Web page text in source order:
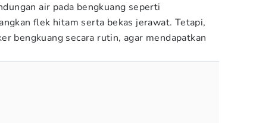
air pada bengkuang seperti
flek hitam serta bekas jerawat. Tetapi,
bengkuang secara rutin, agar mendapatkan